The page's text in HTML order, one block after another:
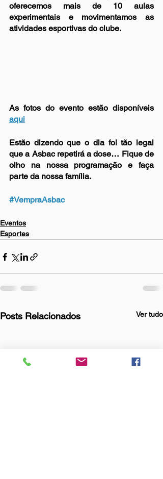
oferecemos mais de 10 aulas
experimentais e movimentamos as
atividades esportivas do clube.
aqui
Estão dizendo que o dia foi tão legal
que a Asbac repetirá a dose… Fique de
olho na nossa programação e faça
parte da nossa família.
#VempraAsbac
Eventos
Esportes
Posts Relacionados Ver tudo